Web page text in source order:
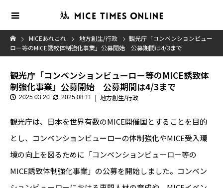
MICEあれこれ 地方創生/行政
観光庁「コンベンションビュー
ロー等のMICE誘致体制強化事業」公募開始 公募期間は4/3まで
観光庁「コンベンションビューロー等のMICE誘致体
制強化事業」公募開始 公募期間は4/3まで
2025.03.20 2025.08.11 地方創生/行政
観光庁は、日本を世界有数のMICE開催国とすることを目的
とし、コンベンションビューローの体制強化やMICE受入環
境の向上を図るために「コンベンションビューロー等の
MICE誘致体制強化事業」の公募を開始しました。コンベン